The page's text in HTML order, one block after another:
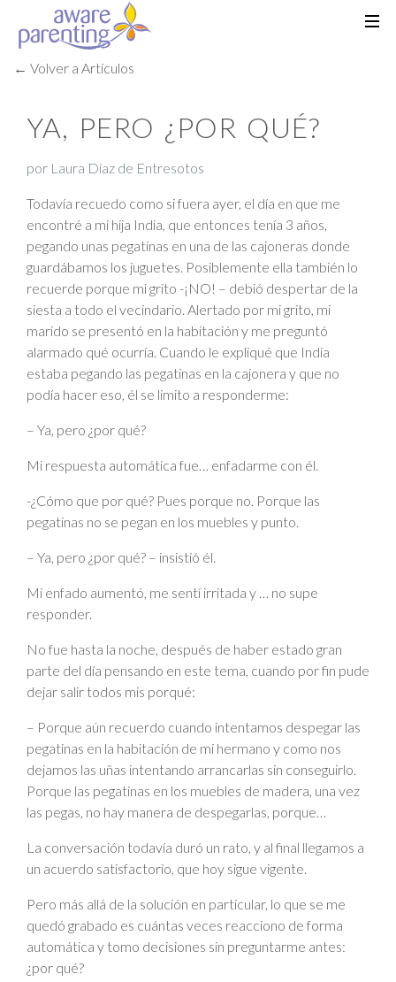
← Volver a Artículos
YA, PERO ¿POR QUÉ?
por Laura Díaz de Entresotos
Todavía recuedo como si fuera ayer, el día en que me
encontré a mi hija India, que entonces tenía 3 años,
pegando unas pegatinas en una de las cajoneras donde
guardábamos los juguetes. Posiblemente ella también lo
recuerde porque mi grito -¡NO! – debió despertar de la
siesta a todo el vecindario. Alertado por mi grito, mi
marido se presentó en la habitación y me preguntó
alarmado qué ocurría. Cuando le expliqué que India
estaba pegando las pegatinas en la cajonera y que no
podía hacer eso, él se limito a responderme:
– Ya, pero ¿por qué?
Mi respuesta automática fue… enfadarme con él.
-¿Cómo que por qué? Pues porque no. Porque las
pegatinas no se pegan en los muebles y punto.
– Ya, pero ¿por qué? – insistió él.
Mi enfado aumentó, me sentí irritada y … no supe
responder.
No fue hasta la noche, después de haber estado gran
parte del día pensando en este tema, cuando por fin pude
dejar salir todos mis porqué:
– Porque aún recuerdo cuando intentamos despegar las
pegatinas en la habitación de mi hermano y como nos
dejamos las uñas intentando arrancarlas sin conseguirlo.
Porque las pegatinas en los muebles de madera, una vez
las pegas, no hay manera de despegarlas, porque…
La conversación todavía duró un rato, y al final llegamos a
un acuerdo satisfactorio, que hoy sigue vigente.
Pero más allá de la solución en particular, lo que se me
quedó grabado es cuántas veces reacciono de forma
automática y tomo decisiones sin preguntarme antes:
¿por qué?